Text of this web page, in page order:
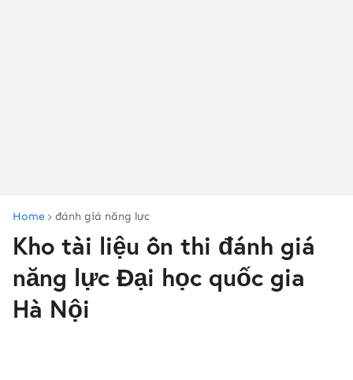
Home đánh giá năng lực
Kho tài liệu ôn thi đánh giá
năng lực Đại học quốc gia
Hà Nội